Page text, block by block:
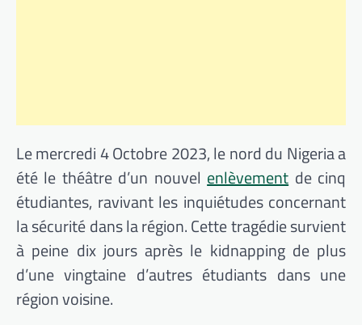
Le mercredi 4 Octobre 2023, le nord du Nigeria a
été le théâtre d’un nouvel enlèvement de cinq
étudiantes, ravivant les inquiétudes concernant
la sécurité dans la région. Cette tragédie survient
à peine dix jours après le kidnapping de plus
d’une vingtaine d’autres étudiants dans une
région voisine.